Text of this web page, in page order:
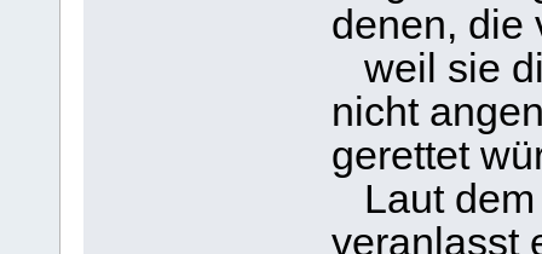
denen, die
weil sie
nicht
gerettet
Laut dem
veranlasst